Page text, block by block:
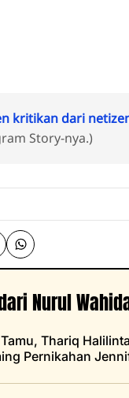
kritikan dari
Story-nya.)
Nurul
Thariq
Pernikahan